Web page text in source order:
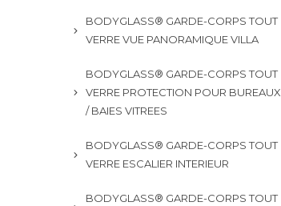
BODYGLASS® GARDE-CORPS TOUT
VERRE VUE PANORAMIQUE VILLA
BODYGLASS® GARDE-CORPS TOUT
VERRE PROTECTION POUR BUREAUX
/ BAIES VITREES
BODYGLASS® GARDE-CORPS TOUT
VERRE ESCALIER INTERIEUR
BODYGLASS® GARDE-CORPS TOUT